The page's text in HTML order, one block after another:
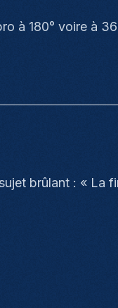
à 180° voire à
brûlant : « La